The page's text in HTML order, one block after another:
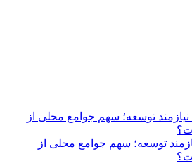
توسعه؛ سهم جوامع محلی از